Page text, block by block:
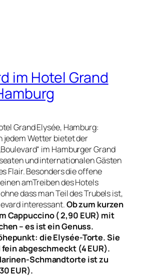
im Hotel Grand
Grand Elysée, Hamburg:
jedem Wetter bietet der
im Hamburger Grand
und internationalen Gästen
Flair. Besonders die offene
amTreiben des Hotels
dass man Teil des Trubels ist,
interessant.Ob zum kurzen
Cappuccino ( 2,90 EUR) mit
– es ist ein Genuss.
die Elysée-Torte. Sie
abgeschmeckt (4 EUR).
Schmandtorte ist zu
EUR).